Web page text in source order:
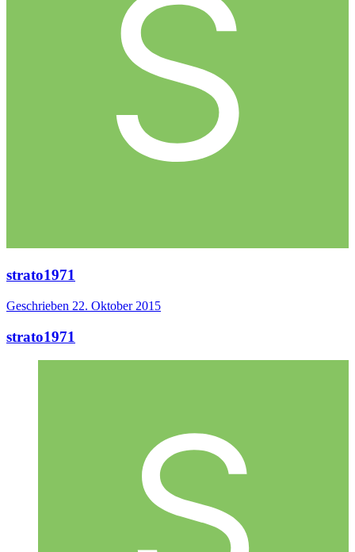
strato1971
Geschrieben 22. Oktober 2015
strato1971